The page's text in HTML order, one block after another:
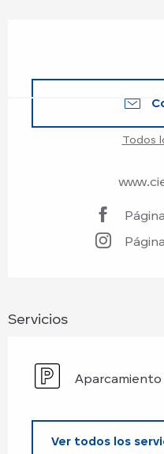
Todos
Servicios
Aparcamiento
Ver todos los